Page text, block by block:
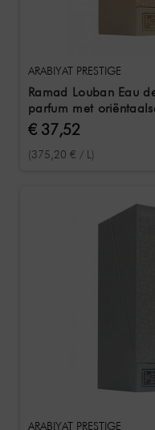
ARABIYAT PRESTIGE
Ramad Louban Eau
parfum met
€ 37,52
(375,20 € / L)
ARABIYAT PRESTIGE